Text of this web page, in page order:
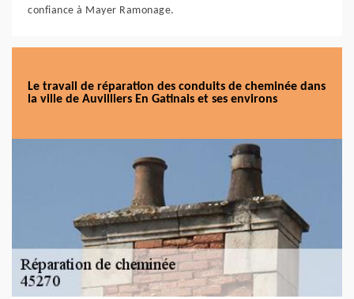
confiance à Mayer Ramonage.
Le travail de réparation des conduits de cheminée dans
la ville de Auvilliers En Gatinais et ses environs